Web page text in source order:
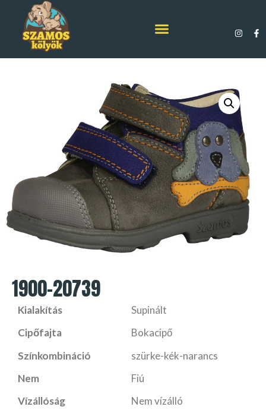
1900-20739
Kialakítás
Supinált
Cipőfajta
Bokacipő
Színkombináció
szürke-kék-narancs
Nem
Fiú
Vízállóság
Nem vízálló